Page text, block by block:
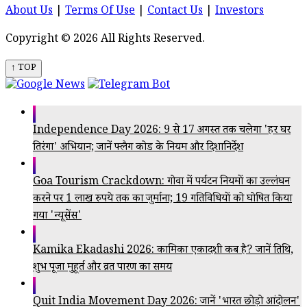
About Us Terms Of Use Contact Us
Investors
Copyright © 2026 All Rights Reserved.
↑ TOP
Independence Day 2026: 9 से 17 अगस्त तक चलेगा 'हर घर
तिरंगा' अभियान; जानें फ्लैग कोड के नियम और दिशानिर्देश
Goa Tourism Crackdown: गोवा में पर्यटन नियमों का उल्लंघन
करने पर 1 लाख रुपये तक का जुर्माना; 19 गतिविधियों को घोषित किया
गया 'न्यूसेंस'
Kamika Ekadashi 2026: कामिका एकादशी कब है? जानें तिथि,
शुभ पूजा मुहूर्त और व्रत पारण का समय
Quit India Movement Day 2026: जानें 'भारत छोड़ो आंदोलन'